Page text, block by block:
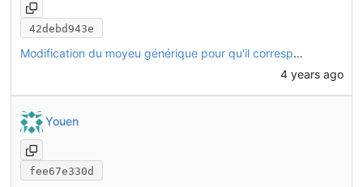
42debd943e
Modification du moyeu générique pour qu'il corresponde mieux au moyeu réel
4 years ago
Youen
fee67e330d